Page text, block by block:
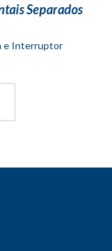
Separados
e Interruptor